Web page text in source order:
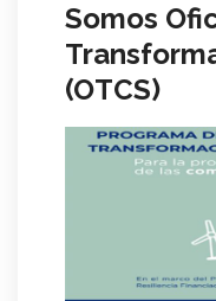
Somos
(OTCS)